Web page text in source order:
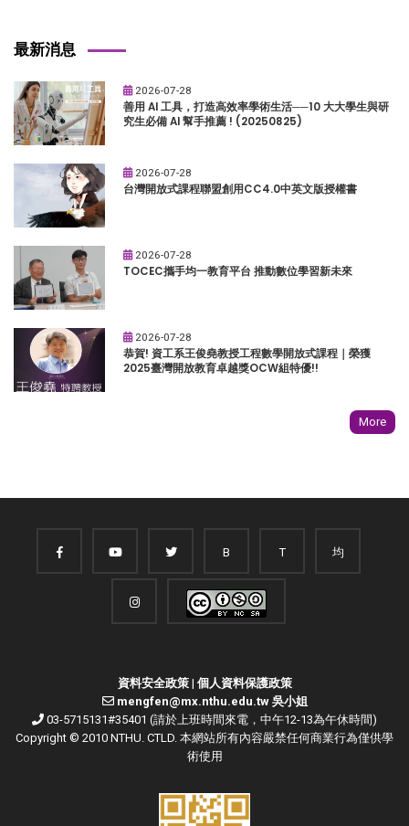
最新消息
2026-07-28
善用 AI 工具，打造高效率學術生活──10 大大學生與研
究生必備 AI 幫手推薦 ! (20250825)
2026-07-28
台灣開放式課程聯盟創用CC4.0中英文版授權書
2026-07-28
TOCEC攜手均一教育平台 推動數位學習新未來
2026-07-28
恭賀! 資工系王俊堯教授工程數學開放式課程｜榮獲
2025臺灣開放教育卓越獎OCW組特優!!
More
B T 均
資料安全政策| 個人資料保護政策
mengfen@mx.nthu.edu.tw 吳小姐
03-5715131#35401 (請於上班時間來電，中午12-13為午休時間)
Copyright © 2010 NTHU. CTLD. 本網站所有內容嚴禁任何商業行為僅供學
術使用